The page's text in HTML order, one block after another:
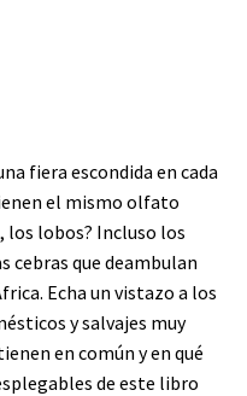
fiera escondida en cada
el mismo olfato
los lobos? Incluso los
cebras que deambulan
Echa un vistazo a los
y salvajes muy
en común y en qué
de este libro